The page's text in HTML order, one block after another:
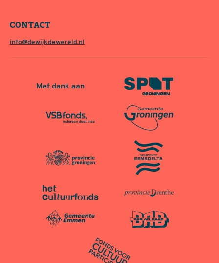
CONTACT
info@dewijkdewereld.nl
Met dank aan